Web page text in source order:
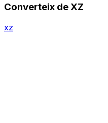
Converteix de XZ
xz